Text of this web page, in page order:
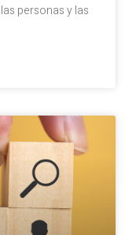
personas y las